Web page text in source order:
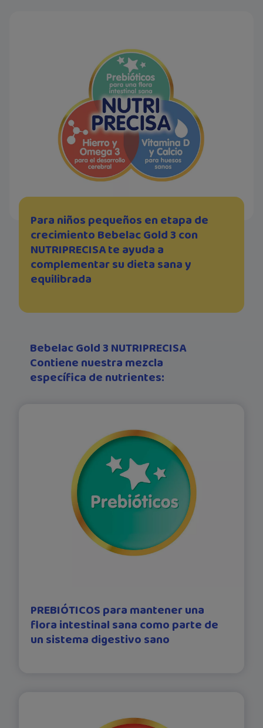
Para niños pequeños en etapa de
crecimiento Bebelac Gold 3 con
NUTRIPRECISA te ayuda a
complementar su dieta sana y
equilibrada
Bebelac Gold 3 NUTRIPRECISA
Contiene nuestra mezcla
específica de nutrientes:
PREBIÓTICOS para mantener una
flora intestinal sana como parte de
un sistema digestivo sano